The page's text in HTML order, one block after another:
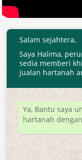
2020 ©
Salam sejahtera,
Saya Halima,
sedia memberi
jualan hartanah
Ya, Bantu saya
hartanah